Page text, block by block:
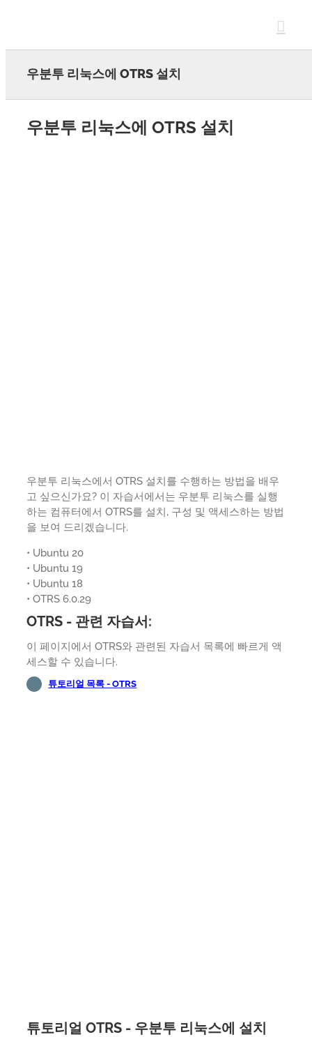
우분투 리눅스에 OTRS 설치
우분투 리눅스에 OTRS 설치
우분투 리눅스에서 OTRS 설치를 수행하는 방법을 배우
고 싶으신가요? 이 자습서에서는 우분투 리눅스를 실행
하는 컴퓨터에서 OTRS를 설치, 구성 및 액세스하는 방법
을 보여 드리겠습니다.
• Ubuntu 20
• Ubuntu 19
• Ubuntu 18
• OTRS 6.0.29
OTRS - 관련 자습서:
이 페이지에서 OTRS와 관련된 자습서 목록에 빠르게 액
세스할 수 있습니다.
튜토리얼 목록 - OTRS
튜토리얼 OTRS - 우분투 리눅스에 설치